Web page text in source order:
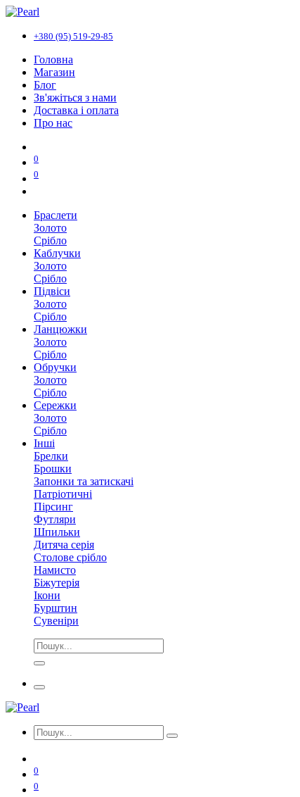
+380 (95) 519-29-85
Головна
Магазин
Блог
Зв'яжіться з нами
Доставка і оплата
Про нас
0
0
Браслети
Золото
Срібло
Каблучки
Золото
Срібло
Підвіси
Золото
Срібло
Ланцюжки
Золото
Срібло
Обручки
Золото
Срібло
Сережки
Золото
Срібло
Інші
Брелки
Брошки
Запонки та затискачі
Патріотичні
Пірсинг
Футляри
Шпильки
Дитяча серія
Столове срібло
Намисто
Біжутерія
Ікони
Бурштин
Сувеніри
0
0